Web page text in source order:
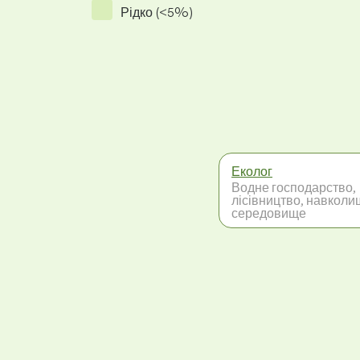
Рідко (<5%)
Еколог
Водне господарство,
лісівництво,
середовище